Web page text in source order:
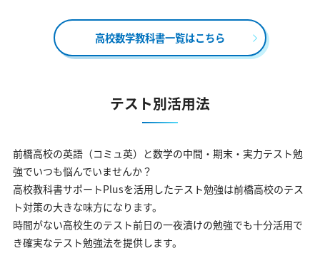
高校数学教科書一覧はこちら
テスト別活用法
前橋高校の英語（コミュ英）と数学の中間・期末・実力テスト勉
強でいつも悩んでいませんか？
高校教科書サポートPlusを活用したテスト勉強は前橋高校のテス
ト対策の大きな味方になります。
時間がない高校生のテスト前日の一夜漬けの勉強でも十分活用で
き確実なテスト勉強法を提供します。